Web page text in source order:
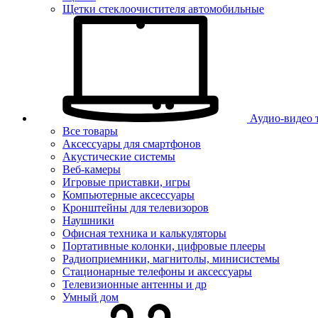
Щетки стеклоочистителя автомобильные
Аудио-видео
Все товары
Аксессуары для смартфонов
Акустические системы
Веб-камеры
Игровые приставки, игры
Компьютерные аксессуары
Кронштейны для телевизоров
Наушники
Офисная техника и калькуляторы
Портативные колонки, цифровые плееры
Радиоприемники, магнитолы, минисистемы
Стационарные телефоны и аксессуары
Телевизионные антенны и др
Умный дом